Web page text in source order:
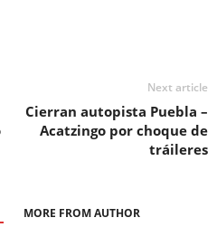
Next article
Cierran autopista Puebla –
Acatzingo por choque de
tráileres
MORE FROM AUTHOR